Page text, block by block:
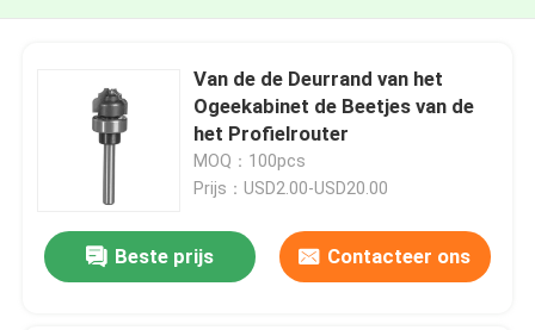
Van de de Deurrand van het
Ogeekabinet de Beetjes van de
het Profielrouter
MOQ：100pcs
Prijs：USD2.00-USD20.00
Beste prijs Contacteer ons